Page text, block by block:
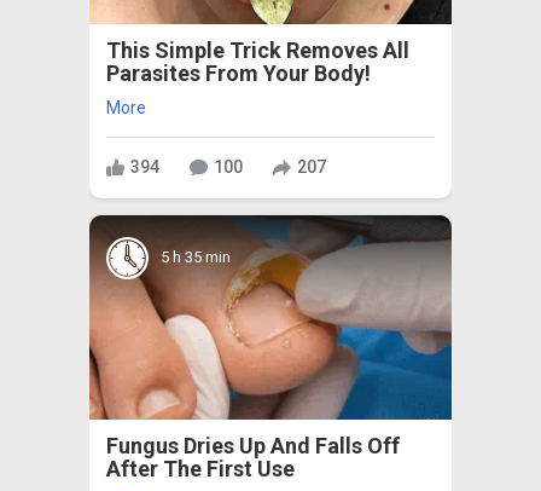
This Simple Trick Removes All
Parasites From Your Body!
More
394 100 207
5 h 35 min
Fungus Dries Up And Falls Off
After The First Use